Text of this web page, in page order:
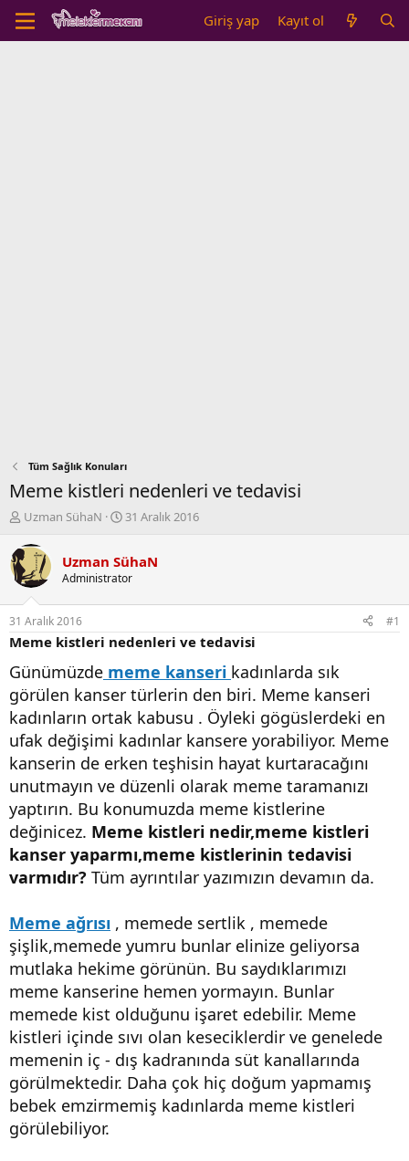
Giriş yap Kayıt ol
Tüm Sağlık Konuları
Meme kistleri nedenleri ve tedavisi
K
n
b
u
y
u
b
a
ş
l
a
t
a
n
Uzman SühaN
B
l
a
ı
ç
a
r
i
h
i
31 Aralık 2016
Uzman SühaN
Administrator
31 Aralık 2016 #1
Meme kistleri nedenleri ve tedavisi
Günümüzde meme kanseri kadınlarda sık
görülen kanser türlerin den biri. Meme kanseri
kadınların ortak kabusu . Öyleki gögüslerdeki en
ufak değişimi kadınlar kansere yorabiliyor. Meme
kanserin de erken teşhisin hayat kurtaracağını
unutmayın ve düzenli olarak meme taramanızı
yaptırın. Bu konumuzda meme kistlerine
değinicez. Meme kistleri nedir,meme kistleri
kanser yaparmı,meme kistlerinin tedavisi
varmıdır? Tüm ayrıntılar yazımızın devamın da.
Meme ağrısı , memede sertlik , memede
şişlik,memede yumru bunlar elinize geliyorsa
mutlaka hekime görünün. Bu saydıklarımızı
meme kanserine hemen yormayın. Bunlar
memede kist olduğunu işaret edebilir. Meme
kistleri içinde sıvı olan keseciklerdir ve genelede
memenin iç - dış kadranında süt kanallarında
görülmektedir. Daha çok hiç doğum yapmamış
bebek emzirmemiş kadınlarda meme kistleri
görülebiliyor.